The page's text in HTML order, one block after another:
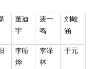
董迪
宇
裴一
鸣
刘峻
涵
李昭
烨
李泽
林
于元